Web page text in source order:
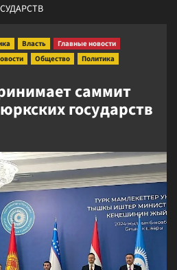
Власть
Главные новости
Общество
Политика
саммит
государств